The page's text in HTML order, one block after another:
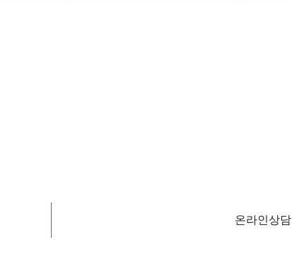
온라인상담
온라인상담